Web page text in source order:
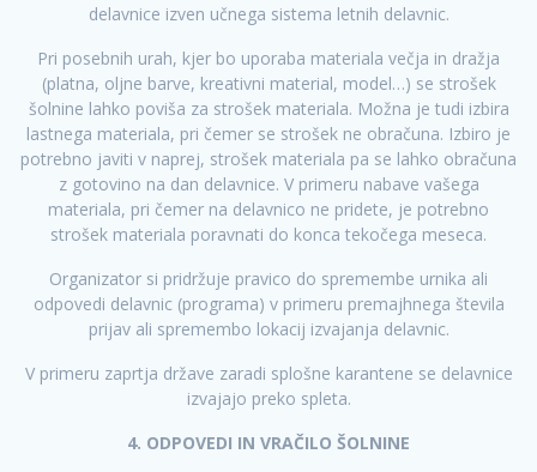
delavnice izven učnega sistema letnih delavnic.
Pri posebnih urah, kjer bo uporaba materiala večja in dražja
(platna, oljne barve, kreativni material, model…) se strošek
šolnine lahko poviša za strošek materiala. Možna je tudi izbira
lastnega materiala, pri čemer se strošek ne obračuna. Izbiro je
potrebno javiti v naprej, strošek materiala pa se lahko obračuna
z gotovino na dan delavnice. V primeru nabave vašega
materiala, pri čemer na delavnico ne pridete, je potrebno
strošek materiala poravnati do konca tekočega meseca.
Organizator si pridržuje pravico do spremembe urnika ali
odpovedi delavnic (programa) v primeru premajhnega števila
prijav ali spremembo lokacij izvajanja delavnic.
V primeru zaprtja države zaradi splošne karantene se delavnice
izvajajo preko spleta.
4. ODPOVEDI IN VRAČILO ŠOLNINE